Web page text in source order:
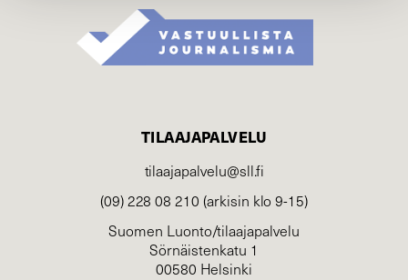
TILAAJAPALVELU
tilaajapalvelu@sll.fi
(09) 228 08 210 (arkisin klo 9-15)
Suomen Luonto/tilaajapalvelu
Sörnäistenkatu 1
00580 Helsinki